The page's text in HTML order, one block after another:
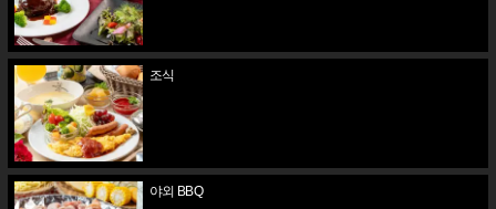
조식
야외 BBQ